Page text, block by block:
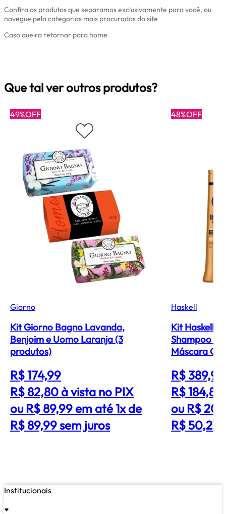
Confira os produtos que separamos exclusivamente para você, ou
navegue pela categorias mais procuradas do site
Caso queira retornar para home
Que tal ver outros produtos?
49%OFF
Giorno
Kit Giorno Bagno Lavanda,
Benjoim e Uomo Laranja (3
produtos)
R$ 174,99
R$ 82,80à vista no PIX
ou R$ 89,99 em até 1x de
R$ 89,99 sem juros
48%OFF
Haskell
Kit Haskell
Shampoo
Máscara G
R$ 389,99
R$ 184,83
ou R$
R$ 50,23
Institucionais